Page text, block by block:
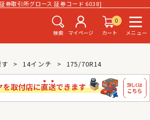
券取引所グロース 証券コード 6038]
検索 マイページ
0
カート
メニュー
14インチ 175/70R14